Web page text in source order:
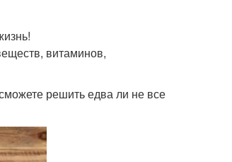
витаминов,
решить едва ли не все